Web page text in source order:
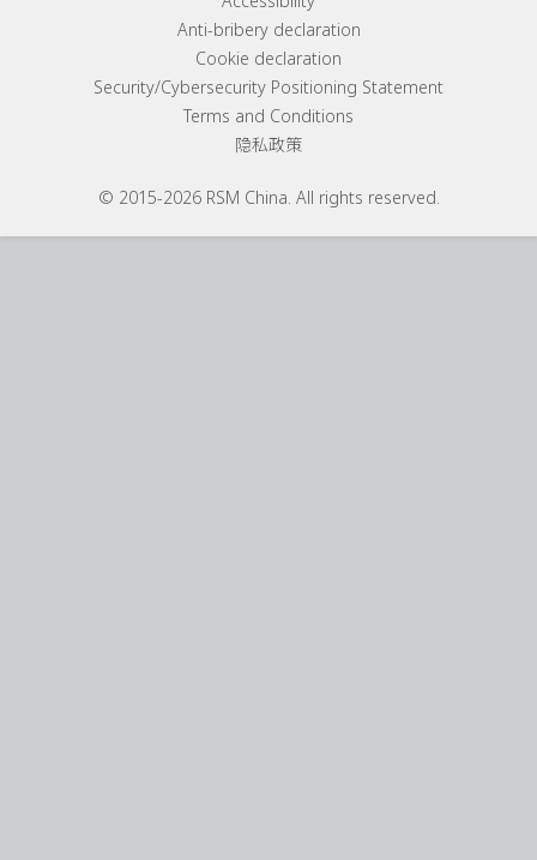
© 2015-2026 RSM China. All rights reserved.
Anti-bribery declaration
Cookie declaration
Security/Cybersecurity Positioning Statement
Terms and Conditions
隐私政策